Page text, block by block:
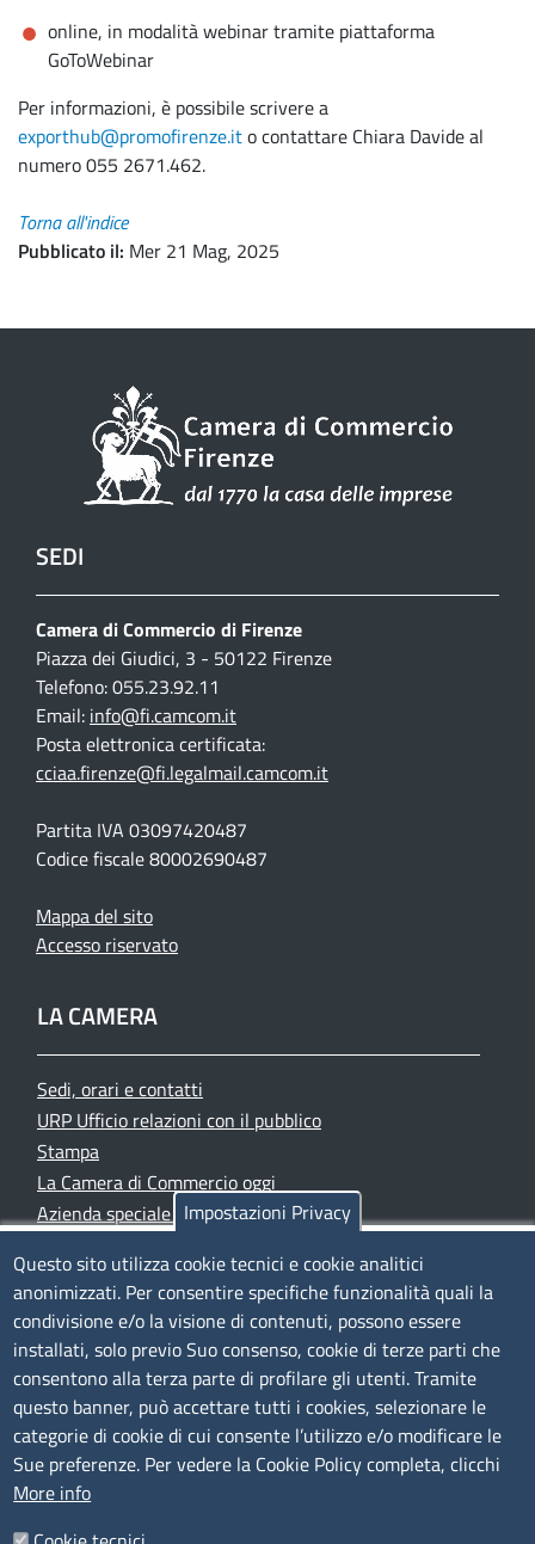
online, in modalità webinar tramite piattaforma
GoToWebinar
Per informazioni, è possibile scrivere a
exporthub@promofirenze.ito contattare Chiara Davide al
numero 055 2671.462.
Torna all'indice
Pubblicato il Mer 21 Mag, 2025
SEDI
Camera di Commercio di Firenze
Piazza dei Giudici, 3 - 50122 Firenze
Telefono: 055.23.92.11
Email: info@fi.camcom.it
Posta elettronica certificata:
cciaa.firenze@fi.legalmail.camcom.it
Partita IVA 03097420487
Codice fiscale 80002690487
Mappa del sito
Accesso riservato
LA CAMERA
Sedi, orari e contatti
URP Ufficio relazioni con il pubblico
Stampa
La Camera di Commercio oggi
Azienda speciale PromoFirenze
TRASPARENZA
Albo Online
Amministrazione trasparente
Bandi e concorsi
Segnalazioni Whistleblowing
Accessibilità
IBAN e pagamenti informatici
Impostazioni Privacy
Questo sito utilizza cookie tecnici e cookie analitici
anonimizzati. Per consentire specifiche funzionalità quali la
condivisione e/o la visione di contenuti, possono essere
installati, solo previo Suo consenso, cookie di terze parti che
consentono alla terza parte di profilare gli utenti. Tramite
questo banner, può accettare tutti i cookies, selezionare le
categorie di cookie di cui consente l’utilizzo e/o modificare le
Sue preferenze. Per vedere la Cookie Policy completa, clicchi
More info